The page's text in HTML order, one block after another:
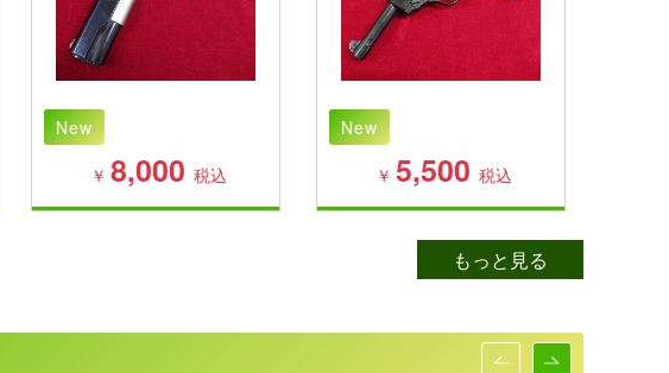
New
￥ 8,000 税込
New
￥ 5,500 税込
もっと見る